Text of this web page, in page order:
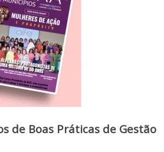
de Boas Práticas de Gestão